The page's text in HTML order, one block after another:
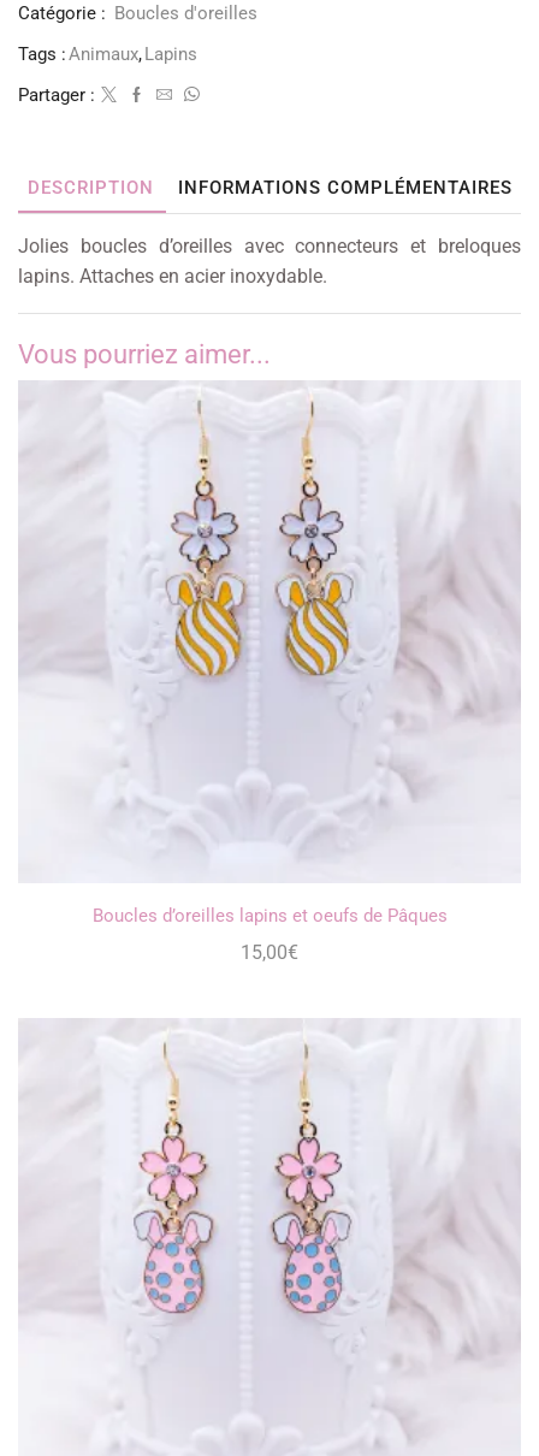
Catégorie : Boucles d'oreilles
Tags :Animaux,Lapins
Partager :
DESCRIPTION INFORMATIONS COMPLÉMENTAIRES
Jolies boucles d’oreilles avec connecteurs et breloques
lapins. Attaches en acier inoxydable.
Vous pourriez aimer...
Boucles d’oreilles lapins et oeufs de Pâques
15,00€